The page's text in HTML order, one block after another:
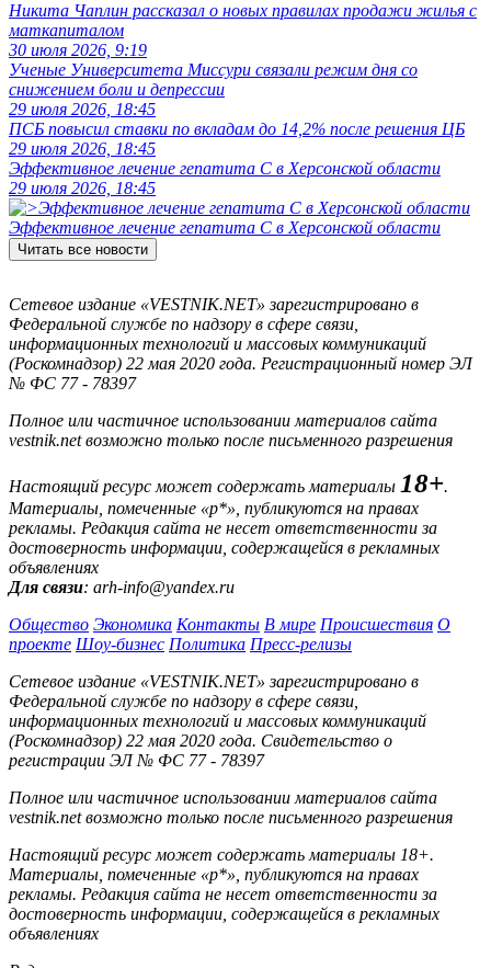
Никита Чаплин рассказал о новых правилах продажи жилья с
маткапиталом
30 июля 2026, 9:19
Ученые Университета Миссури связали режим дня со
снижением боли и депрессии
29 июля 2026, 18:45
ПСБ повысил ставки по вкладам до 14,2% после решения ЦБ
29 июля 2026, 18:45
Эффективное лечение гепатита C в Херсонской области
29 июля 2026, 18:45
Эффективное лечение гепатита C в Херсонской области
Читать все новости
Сетевое издание «VESTNIK.NET» зарегистрировано в
Федеральной службе по надзору в сфере связи,
информационных технологий и массовых коммуникаций
(Роскомнадзор) 22 мая 2020 года. Регистрационный номер ЭЛ
№ ФС 77 - 78397
Полное или частичное использовании материалов сайта
vestnik.net возможно только после письменного разрешения
Настоящий ресурс может содержать материалы 18+.
Материалы, помеченные «р*», публикуются на правах
рекламы. Редакция сайта не несет ответственности за
достоверность информации, содержащейся в рекламных
объявлениях
Для связи: arh-info@yandex.ru
Общество Экономика Контакты В мире Происшествия О
проекте Шоу-бизнес Политика Пресс-релизы
Сетевое издание «VESTNIK.NET» зарегистрировано в
Федеральной службе по надзору в сфере связи,
информационных технологий и массовых коммуникаций
(Роскомнадзор) 22 мая 2020 года. Свидетельство о
регистрации ЭЛ № ФС 77 - 78397
Полное или частичное использовании материалов сайта
vestnik.net возможно только после письменного разрешения
Настоящий ресурс может содержать материалы 18+.
Материалы, помеченные «р*», публикуются на правах
рекламы. Редакция сайта не несет ответственности за
достоверность информации, содержащейся в рекламных
объявлениях